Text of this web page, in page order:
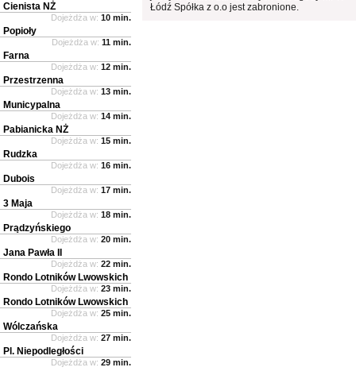
Łódź Spółka z o.o jest zabronione.
Cienista NŻ
Dojeżdża w: 10 min.
Popioły
Dojeżdża w: 11 min.
Farna
Dojeżdża w: 12 min.
Przestrzenna
Dojeżdża w: 13 min.
Municypalna
Dojeżdża w: 14 min.
Pabianicka NŻ
Dojeżdża w: 15 min.
Rudzka
Dojeżdża w: 16 min.
Dubois
Dojeżdża w: 17 min.
3 Maja
Dojeżdża w: 18 min.
Prądzyńskiego
Dojeżdża w: 20 min.
Jana Pawła II
Dojeżdża w: 22 min.
Rondo Lotników Lwowskich
Dojeżdża w: 23 min.
Rondo Lotników Lwowskich
Dojeżdża w: 25 min.
Wólczańska
Dojeżdża w: 27 min.
Pl. Niepodległości
Dojeżdża w: 29 min.